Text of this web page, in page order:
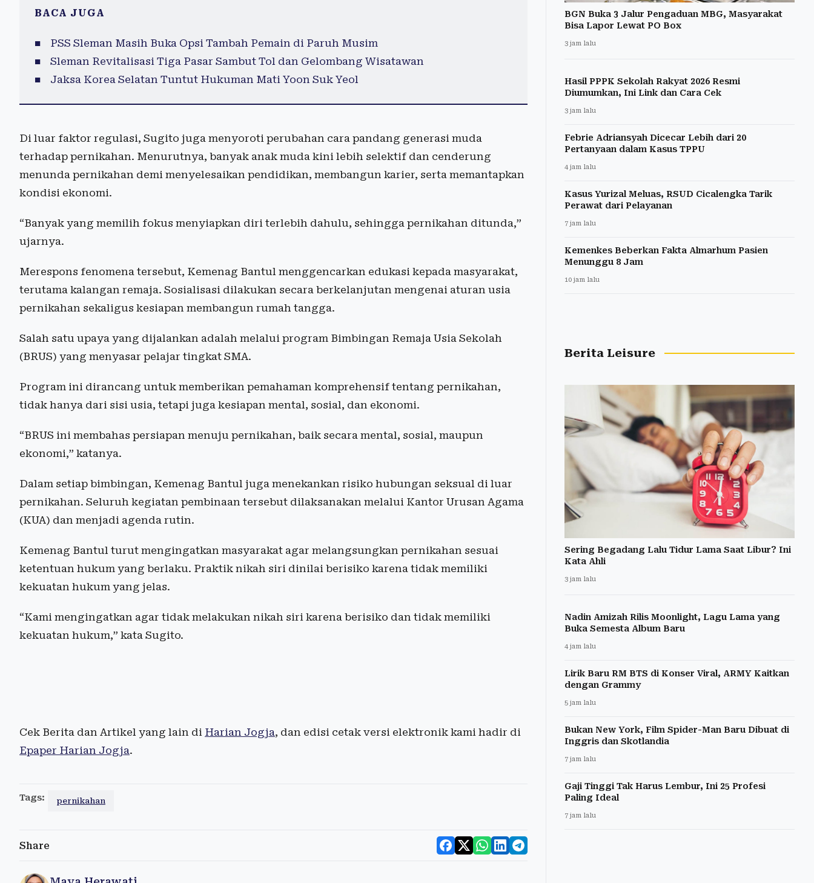
BACA JUGA
PSS Sleman Masih Buka Opsi Tambah Pemain di Paruh Musim
Sleman Revitalisasi Tiga Pasar Sambut Tol dan Gelombang Wisatawan
Jaksa Korea Selatan Tuntut Hukuman Mati Yoon Suk Yeol
Di luar faktor regulasi, Sugito juga menyoroti perubahan cara pandang generasi muda
terhadap pernikahan. Menurutnya, banyak anak muda kini lebih selektif dan cenderung
menunda pernikahan demi menyelesaikan pendidikan, membangun karier, serta memantapkan
kondisi ekonomi.
“Banyak yang memilih fokus menyiapkan diri terlebih dahulu, sehingga pernikahan ditunda,”
ujarnya.
Merespons fenomena tersebut, Kemenag Bantul menggencarkan edukasi kepada masyarakat,
terutama kalangan remaja. Sosialisasi dilakukan secara berkelanjutan mengenai aturan usia
pernikahan sekaligus kesiapan membangun rumah tangga.
Salah satu upaya yang dijalankan adalah melalui program Bimbingan Remaja Usia Sekolah
(BRUS) yang menyasar pelajar tingkat SMA.
Program ini dirancang untuk memberikan pemahaman komprehensif tentang pernikahan,
tidak hanya dari sisi usia, tetapi juga kesiapan mental, sosial, dan ekonomi.
“BRUS ini membahas persiapan menuju pernikahan, baik secara mental, sosial, maupun
ekonomi,” katanya.
Dalam setiap bimbingan, Kemenag Bantul juga menekankan risiko hubungan seksual di luar
pernikahan. Seluruh kegiatan pembinaan tersebut dilaksanakan melalui Kantor Urusan Agama
(KUA) dan menjadi agenda rutin.
Kemenag Bantul turut mengingatkan masyarakat agar melangsungkan pernikahan sesuai
ketentuan hukum yang berlaku. Praktik nikah siri dinilai berisiko karena tidak memiliki
kekuatan hukum yang jelas.
“Kami mengingatkan agar tidak melakukan nikah siri karena berisiko dan tidak memiliki
kekuatan hukum,” kata Sugito.
Cek Berita dan Artikel yang lain di Harian Jogja, dan edisi cetak versi elektronik kami hadir di
Epaper Harian Jogja.
Tags: pernikahan
Share
BGN Buka 3 Jalur Pengaduan MBG, Masyarakat
Bisa Lapor Lewat PO Box
3 jam lalu
Hasil PPPK Sekolah Rakyat 2026 Resmi
Diumumkan, Ini Link dan Cara Cek
3 jam lalu
Febrie Adriansyah Dicecar Lebih dari 20
Pertanyaan dalam Kasus TPPU
4 jam lalu
Kasus Yurizal Meluas, RSUD Cicalengka Tarik
Perawat dari Pelayanan
7 jam lalu
Kemenkes Beberkan Fakta Almarhum Pasien
Menunggu 8 Jam
10 jam lalu
Berita Leisure
Sering Begadang Lalu Tidur Lama Saat Libur? Ini
Kata Ahli
3 jam lalu
Nadin Amizah Rilis Moonlight, Lagu Lama yang
Buka Semesta Album Baru
4 jam lalu
Lirik Baru RM BTS di Konser Viral, ARMY Kaitkan
dengan Grammy
5 jam lalu
Bukan New York, Film Spider-Man Baru Dibuat di
Inggris dan Skotlandia
7 jam lalu
Gaji Tinggi Tak Harus Lembur, Ini 25 Profesi
Paling Ideal
7 jam lalu